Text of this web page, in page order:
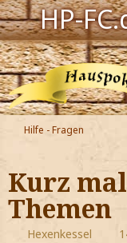
HP-
Navigation
Harry
Der HP-
Hilfe - Fragen
Kurz
Themen
Hexenkessel